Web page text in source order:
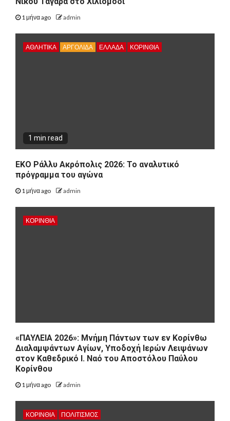
1 μήνα ago admin
ΑΘΛΗΤΙΚΑ ΑΡΓΟΛΙΔΑ ΕΛΛΑΔΑ ΚΟΡΙΝΘΊΑ
1 min read
ΕΚΟ Ράλλυ Ακρόπολις 2026: Το αναλυτικό
πρόγραμμα του αγώνα
1 μήνα ago admin
ΚΟΡΙΝΘΊΑ
«ΠΑΥΛΕΙΑ 2026»: Μνήμη Πάντων των εν Κορίνθω
Διαλαμψάντων Αγίων, Υποδοχή Ιερών Λειψάνων
στον Καθεδρικό Ι. Ναό του Αποστόλου Παύλου
Κορίνθου
1 μήνα ago admin
ΚΟΡΙΝΘΊΑ ΠΟΛΙΤΙΣΜΌΣ